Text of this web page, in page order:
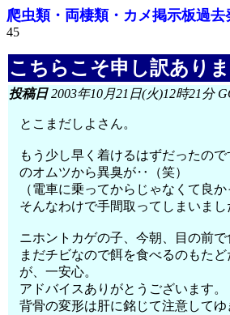
爬虫類・両棲類・カメ掲示板過去
45
こちらこそ申し訳ありま
投稿日2003年10月21日(火)12時21分
とこまだしよさん。
もう少し早く着けるはずだったの
のオムツから異臭が‥（笑）
（電車に乗ってからじゃなくて良か
そんなわけで手間取ってしまいまし
ニホントカゲの子、今朝、目の前で
まだチビなので餌を食べるのもた
が、一安心。
アドバイスありがとうございます。
背骨の変形は肝に銘じて注意してゆ